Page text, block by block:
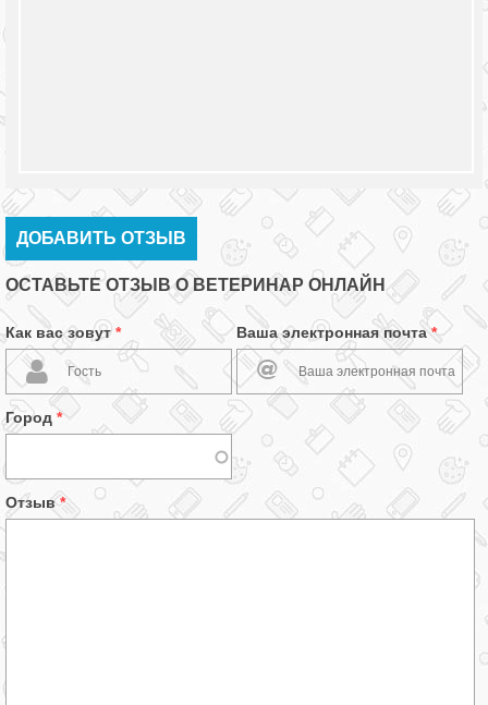
ДОБАВИТЬ ОТЗЫВ
ОСТАВЬТЕ ОТЗЫВ О ВЕТЕРИНАР ОНЛАЙН
Как вас зовут* Ваша электронная почта*
Город *
Отзыв*